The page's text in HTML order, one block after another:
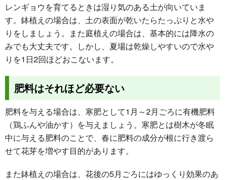
レンギョウを育てるときは湿り気のある土が向いていま
す。鉢植えの場合は、土の表面が乾いたらたっぷりと水や
りをしましょう。また庭植えの場合は、基本的には降水の
みでも大丈夫です。しかし、夏場は乾燥しやすいので水や
りを1日2回ほどおこないます。
肥料はそれほど必要ない
肥料を与える場合は、寒肥として1月～2月ごろに有機肥料
（鶏ふんや油かす）を与えましょう。寒肥とは樹木が冬眠
中に与える肥料のことで、春に肥料の成分が根に行き渡ら
せて花芽を増やす目的があります。
また鉢植えの場合は、花後の5月ごろにはゆっくり効果のあ